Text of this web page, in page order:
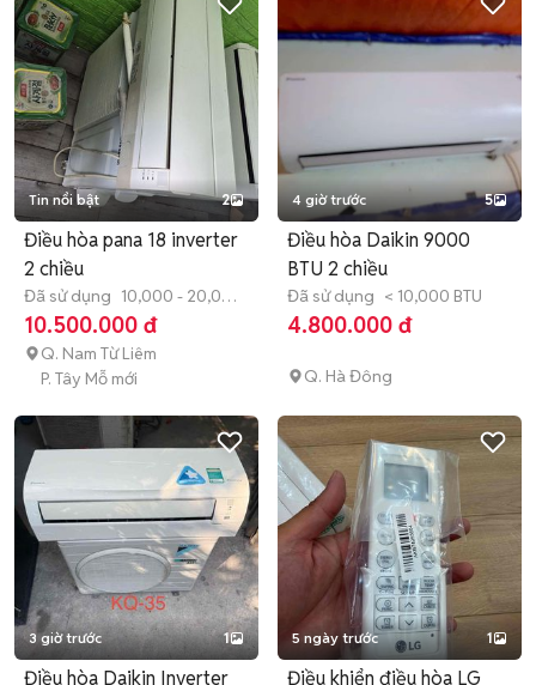
Tin nổi bật 2
Điều hòa pana 18 inverter
2 chiều
Đã sử dụng 10,000 - 20,000
BTU
10.500.000 đ
Q. Nam Từ Liêm
P. Tây Mỗ mới
4 giờ trước 5
Điều hòa Daikin 9000
BTU 2 chiều
Đã sử dụng < 10,000 BTU
4.800.000 đ
Q. Hà Đông
3 giờ trước 1
Điều hòa Daikin Inverter
5 ngày trước 1
Điều khiển điều hòa LG